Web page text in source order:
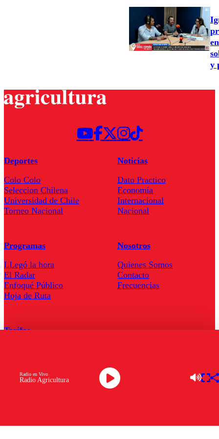
y
Radio Agricultura
Radio en Vivo
Deportes
Colo Colo
Seleccion Chilena
Universidad de Chile
Torneo Nacional
Noticias
Dato Practico
Economía
Internacional
Nacional
Programas
LLegó la hora
El Radar
Enfoqué Público
Hoja de Ruta
Nosotros
Quienes Somos
Contacto
Frecuencias
Tarifas
Descarga la APP